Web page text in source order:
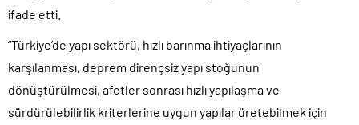
ifade etti.
“Türkiye’de yapı sektörü, hızlı barınma ihtiyaçlarının
karşılanması, deprem dirençsiz yapı stoğunun
dönüştürülmesi, afetler sonrası hızlı yapılaşma ve
sürdürülebilirlik kriterlerine uygun yapılar üretebilmek için